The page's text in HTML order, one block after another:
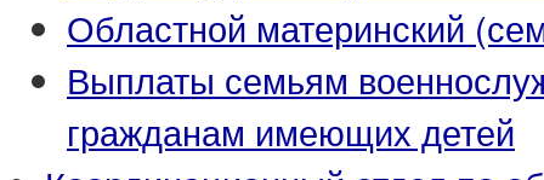
Областной материнский
Выплаты семьям
гражданам имеющих детей